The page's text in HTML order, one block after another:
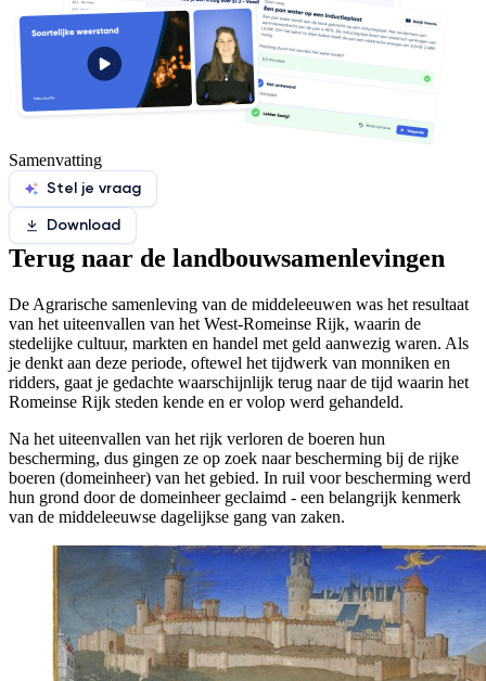
Samenvatting
Stel je vraag
Download
Terug naar de landbouwsamenlevingen
De Agrarische samenleving van de middeleeuwen was het resultaat
van het uiteenvallen van het West-Romeinse Rijk, waarin de
stedelijke cultuur, markten en handel met geld aanwezig waren. Als
je denkt aan deze periode, oftewel het tijdwerk van monniken en
ridders, gaat je gedachte waarschijnlijk terug naar de tijd waarin het
Romeinse Rijk steden kende en er volop werd gehandeld.
Na het uiteenvallen van het rijk verloren de boeren hun
bescherming, dus gingen ze op zoek naar bescherming bij de rijke
boeren (domeinheer) van het gebied. In ruil voor bescherming werd
hun grond door de domeinheer geclaimd - een belangrijk kenmerk
van de middeleeuwse dagelijkse gang van zaken.